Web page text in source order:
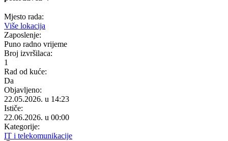
Mjesto rada:
Više lokacija
Zaposlenje:
Puno radno vrijeme
Broj izvršilaca:
1
Rad od kuće:
Da
Objavljeno:
22.05.2026. u 14:23
Ističe:
22.06.2026. u 00:00
Kategorije:
IT i telekomunikacije